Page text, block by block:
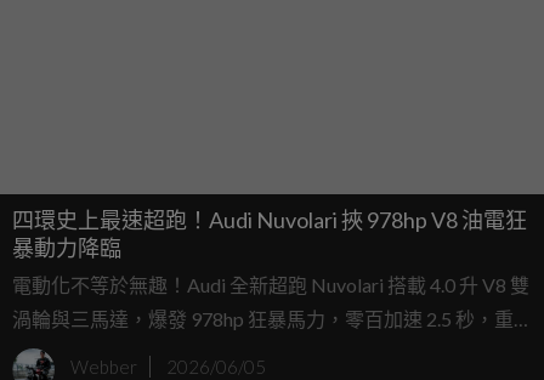
四環史上最速超跑！Audi Nuvolari 挾 978hp V8 油電狂
暴動力降臨
電動化不等於無趣！Audi 全新超跑 Nuvolari 搭載 4.0 升 V8 雙
渦輪與三馬達，爆發 978hp 狂暴馬力，零百加速 2.5 秒，重
新定義四環油電性能極限！
Webber 2026/06/05